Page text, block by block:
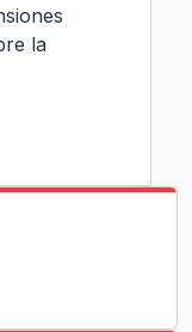
la